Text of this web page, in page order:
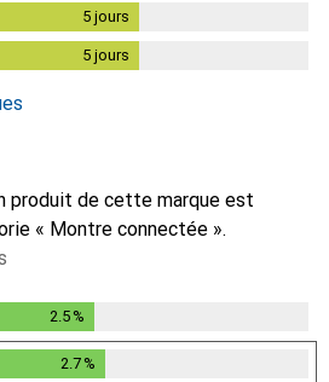
5 jours
5 jours
produit de cette marque est
« Montre connectée ».
2.5%
2.7%